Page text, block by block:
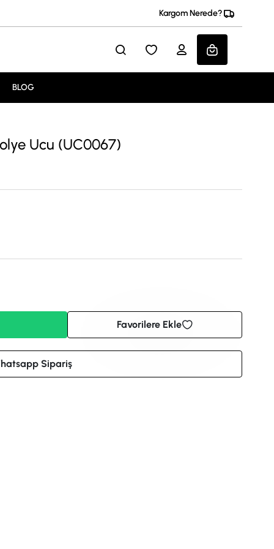
Kargom Nerede?
BLOG
Ucu (UC0067)
Favorilere Ekle
Sipariş